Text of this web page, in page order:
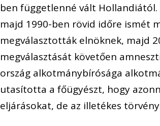
ben függetlenné vált
majd 1990-ben rövid időre ismét
megválasztották elnöknek, majd
megválasztását követően
ország alkotmánybírósága
utasította a főügyészt, hogy
eljárásokat, de az illetékes